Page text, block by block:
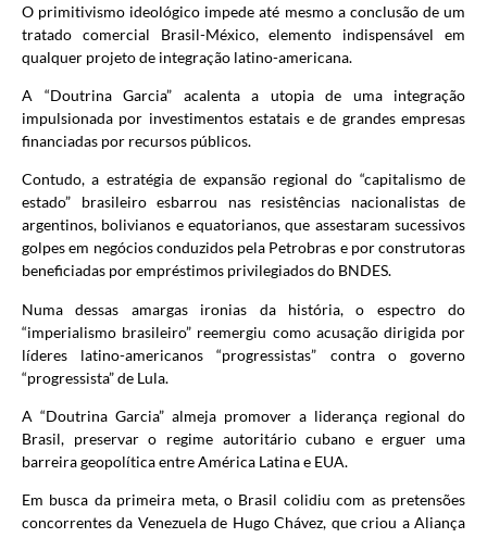
O primitivismo ideológico impede até mesmo a conclusão de um
tratado comercial Brasil-México, elemento indispensável em
qualquer projeto de integração latino-americana.
A “Doutrina Garcia” acalenta a utopia de uma integração
impulsionada por investimentos estatais e de grandes empresas
financiadas por recursos públicos.
Contudo, a estratégia de expansão regional do “capitalismo de
estado” brasileiro esbarrou nas resistências nacionalistas de
argentinos, bolivianos e equatorianos, que assestaram sucessivos
golpes em negócios conduzidos pela Petrobras e por construtoras
beneficiadas por empréstimos privilegiados do BNDES.
Numa dessas amargas ironias da história, o espectro do
“imperialismo brasileiro” reemergiu como acusação dirigida por
líderes latino-americanos “progressistas” contra o governo
“progressista” de Lula.
A “Doutrina Garcia” almeja promover a liderança regional do
Brasil, preservar o regime autoritário cubano e erguer uma
barreira geopolítica entre América Latina e EUA.
Em busca da primeira meta, o Brasil colidiu com as pretensões
concorrentes da Venezuela de Hugo Chávez, que criou a Aliança